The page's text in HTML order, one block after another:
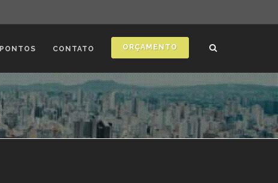
PONTOS CONTATO ORÇAMENTO